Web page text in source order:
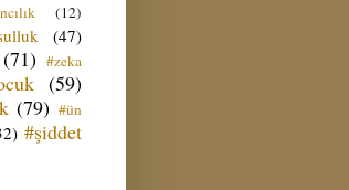
(12)
(47)
(71) #zeka
(59)
(79) #ün
#şiddet